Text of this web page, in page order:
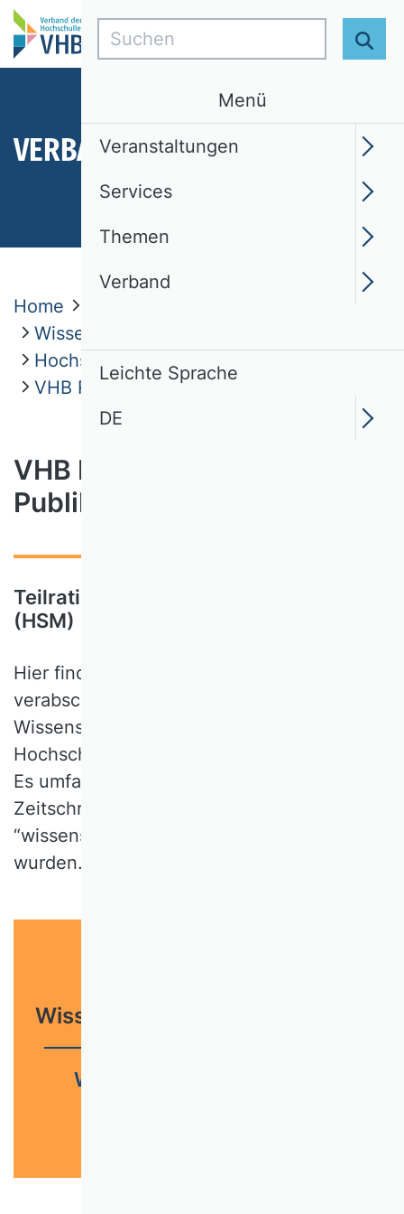
VERBAND
Home
Wissenschaftliche Kommissionen
Hochschulmanagement
VHB Rating 2024
VHB Rating 2024 für
Publikationsmedien
Teilrating Hochschulmanagement
(HSM)
Hier finden Sie das im Jahr 2024
verabschiedete Teilrating der
Wissenschaftlichen Kommission
Hochschulmanagement des VHB-Ratings.
Es umfasst eine Einordnung relevanter
Zeitschriften, die nach dem Kriterium
“wissenschaftliche Qualität” bewertet
wurden.
Wissenschaftliche Zeitschriften
Wissenschaftliche Qualität
Suchen
Menü
Veranstaltungen
Services
Themen
Verband
Leichte Sprache
DE